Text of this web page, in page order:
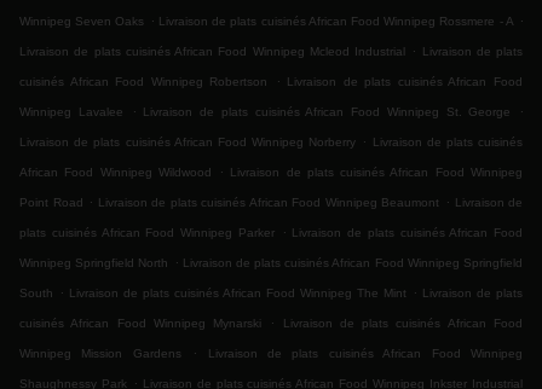
Winnipeg Seven Oaks . Livraison de plats cuisinés African Food Winnipeg Rossmere - A .
Livraison de plats cuisinés African Food Winnipeg Mcleod Industrial . Livraison de plats
cuisinés African Food Winnipeg Robertson . Livraison de plats cuisinés African Food
Winnipeg Lavalee . Livraison de plats cuisinés African Food Winnipeg St. George .
Livraison de plats cuisinés African Food Winnipeg Norberry . Livraison de plats cuisinés
African Food Winnipeg Wildwood . Livraison de plats cuisinés African Food Winnipeg
Point Road . Livraison de plats cuisinés African Food Winnipeg Beaumont . Livraison de
plats cuisinés African Food Winnipeg Parker . Livraison de plats cuisinés African Food
Winnipeg Springfield North . Livraison de plats cuisinés African Food Winnipeg Springfield
South . Livraison de plats cuisinés African Food Winnipeg The Mint . Livraison de plats
cuisinés African Food Winnipeg Mynarski . Livraison de plats cuisinés African Food
Winnipeg Mission Gardens . Livraison de plats cuisinés African Food Winnipeg
Shaughnessy Park . Livraison de plats cuisinés African Food Winnipeg Inkster Industrial